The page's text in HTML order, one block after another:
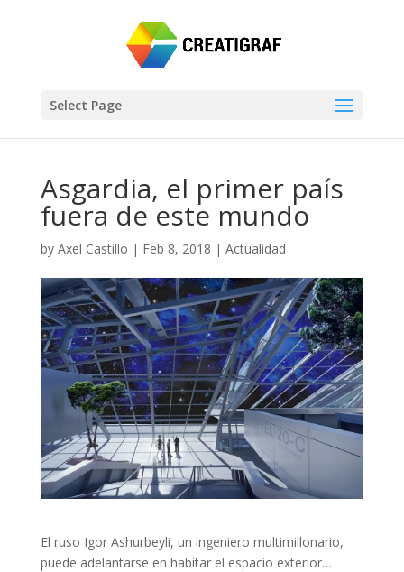
Select Page
Asgardia, el primer país
fuera de este mundo
by Axel Castillo | Feb 8, 2018 | Actualidad
El ruso Igor Ashurbeyli, un ingeniero multimillonario,
puede adelantarse en habitar el espacio exterior…